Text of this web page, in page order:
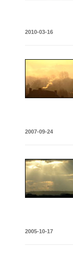
2010-03-16
2007-09-24
2005-10-17